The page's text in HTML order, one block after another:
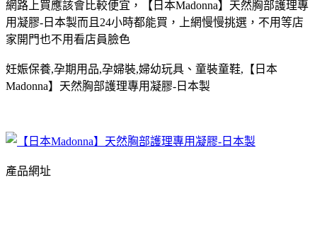
網路上買應該會比較便宜，【日本Madonna】天然胸部護理專
用凝膠-日本製而且24小時都能買，上網慢慢挑選，不用等店
家開門也不用看店員臉色
妊娠保養,孕期用品,孕婦裝,婦幼玩具、童裝童鞋,【日本
Madonna】天然胸部護理專用凝膠-日本製
產品網址